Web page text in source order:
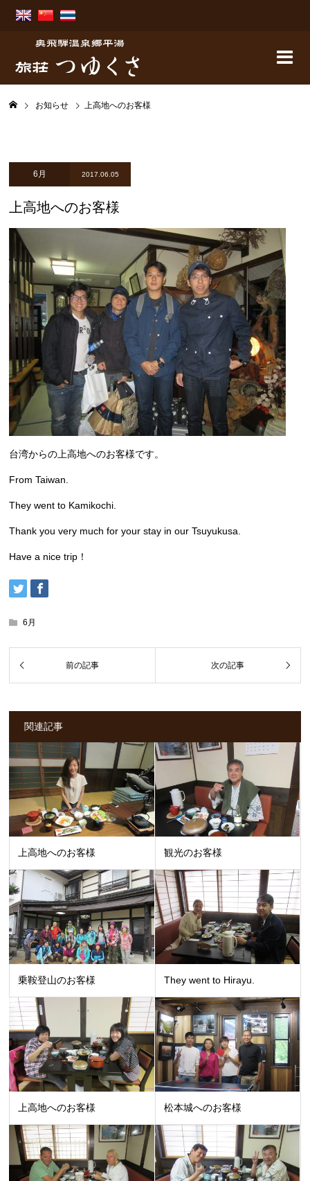
お知らせ 上高地へのお客様
6月 2017.06.05
上高地へのお客様
台湾からの上高地へのお客様です。
From Taiwan.
They went to Kamikochi.
Thank you very much for your stay in our Tsuyukusa.
Have a nice trip！
6月
関連記事
上高地へのお客様 観光のお客様
乗鞍登山のお客様 They went to Hirayu.
上高地へのお客様 松本城へのお客様